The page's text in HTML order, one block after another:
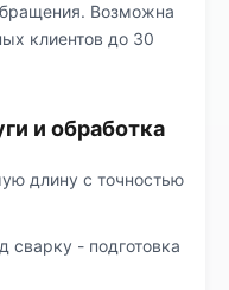
Возможна
клиентов до 30
и обработка
длину с точностью
сварку - подготовка